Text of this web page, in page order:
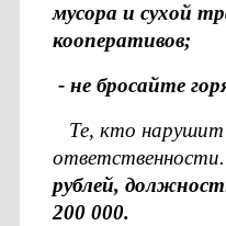
мусора и сухой
кооперативов;
- не бросайте
Те, кто нарушит
рублей,
200 000.